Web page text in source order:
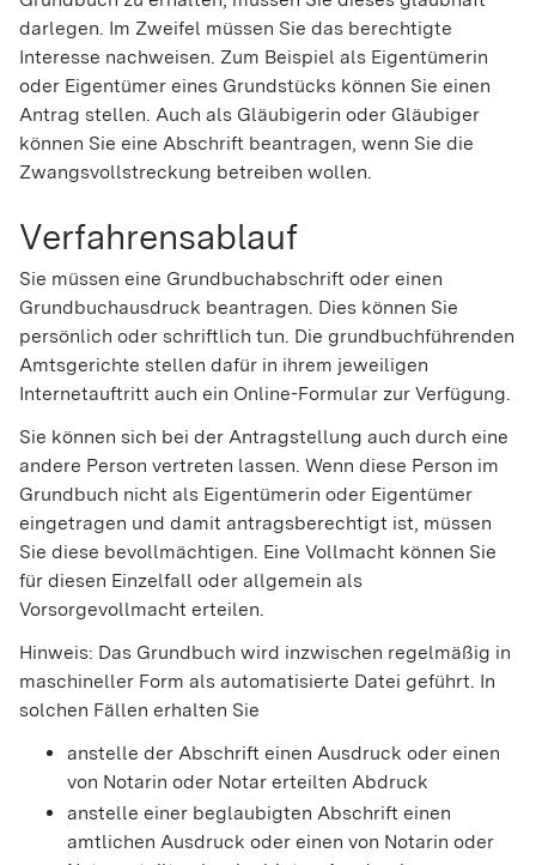
darlegen. Im Zweifel müssen Sie das berechtigte
Interesse nachweisen. Zum Beispiel als Eigentümerin
oder Eigentümer eines Grundstücks können Sie einen
Antrag stellen. Auch als Gläubigerin oder Gläubiger
können Sie eine Abschrift beantragen, wenn Sie die
Zwangsvollstreckung betreiben wollen.
Verfahrensablauf
Sie müssen eine Grundbuchabschrift oder einen
Grundbuchausdruck beantragen. Dies können Sie
persönlich oder schriftlich tun. Die grundbuchführenden
Amtsgerichte stellen dafür in ihrem jeweiligen
Internetauftritt auch ein Online-Formular zur Verfügung.
Sie können sich bei der Antragstellung auch durch eine
andere Person vertreten lassen. Wenn diese Person im
Grundbuch nicht als Eigentümerin oder Eigentümer
eingetragen und damit antragsberechtigt ist, müssen
Sie diese bevollmächtigen. Eine Vollmacht können Sie
für diesen Einzelfall oder allgemein als
Vorsorgevollmacht erteilen.
Hinweis: Das Grundbuch wird inzwischen regelmäßig in
maschineller Form als automatisierte Datei geführt. In
solchen Fällen erhalten Sie
anstelle der Abschrift einen Ausdruck oder einen
von Notarin oder Notar erteilten Abdruck
anstelle einer beglaubigten Abschrift einen
amtlichen Ausdruck oder einen von Notarin oder